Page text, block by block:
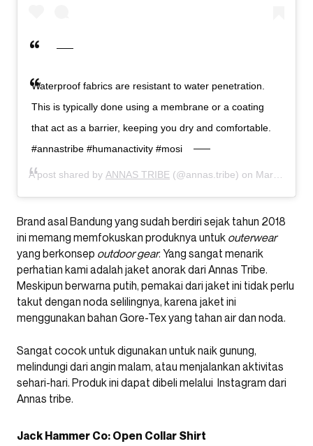
Waterproof fabrics are resistant to water penetration.
This is typically done using a membrane or a coating
that act as a barrier, keeping you dry and comfortable.
#annastribe #humanactivity #mosi
A post shared by ANNAS TRIBE (@annas.tribe) on Mar 10, 2019 at 11:18pm PDT
Brand asal Bandung yang sudah berdiri sejak tahun 2018
ini memang memfokuskan produknya untuk outerwear
yang berkonsep outdoor gear. Yang sangat menarik
perhatian kami adalah jaket anorak dari Annas Tribe.
Meskipun berwarna putih, pemakai dari jaket ini tidak perlu
takut dengan noda selilingnya, karena jaket ini
menggunakan bahan Gore-Tex yang tahan air dan noda.
Sangat cocok untuk digunakan untuk naik gunung,
melindungi dari angin malam, atau menjalankan aktivitas
sehari-hari. Produk ini dapat dibeli melalui Instagram dari
Annas tribe.
Jack Hammer Co: Open Collar Shirt